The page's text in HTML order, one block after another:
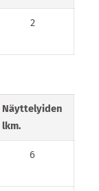
2
Näyttelyiden
lkm.
6